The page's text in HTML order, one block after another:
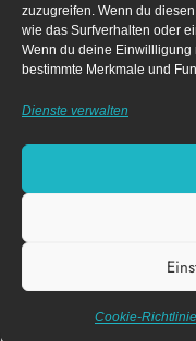
zuzugreifen. Wenn du
wie das Surfverhalten oder
Wenn du deine Einwillligung
bestimmte Merkmale und
Dienste verwalten
Cookie-Richtlinie
Archiv
Impressum
Cookie-Richtlinie (EU)
© FACK e.V.
Diese
Akzeptieren